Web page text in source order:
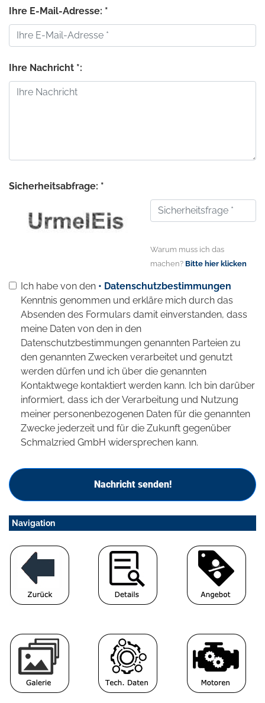
Ihre E-Mail-Adresse: *
Ihre Nachricht *:
Sicherheitsabfrage: *
Warum muss ich das
machen? Bitte hier klicken
Ich habe von den • Datenschutzbestimmungen
Kenntnis genommen und erkläre mich durch das
Absenden des Formulars damit einverstanden, dass
meine Daten von den in den
Datenschutzbestimmungen genannten Parteien zu
den genannten Zwecken verarbeitet und genutzt
werden dürfen und ich über die genannten
Kontaktwege kontaktiert werden kann. Ich bin darüber
informiert, dass ich der Verarbeitung und Nutzung
meiner personenbezogenen Daten für die genannten
Zwecke jederzeit und für die Zukunft gegenüber
Schmalzried GmbH widersprechen kann.
Nachricht senden!
Navigation